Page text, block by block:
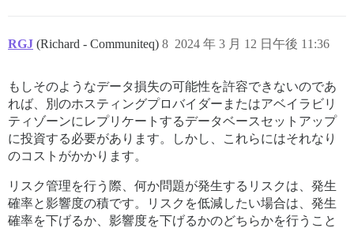
RGJ (Richard - Communiteq) 2024 年 3 月 12 日午後 11:36
8
もしそのようなデータ損失の可能性を許容できないのであ
れば、別のホスティングプロバイダーまたはアベイラビリ
ティゾーンにレプリケートするデータベースセットアップ
に投資する必要があります。しかし、これらにはそれなり
のコストがかかります。
リスク管理を行う際、何か問題が発生するリスクは、発生
確率と影響度の積です。リスクを低減したい場合は、発生
確率を下げるか、影響度を下げるかのどちらかを行うこと